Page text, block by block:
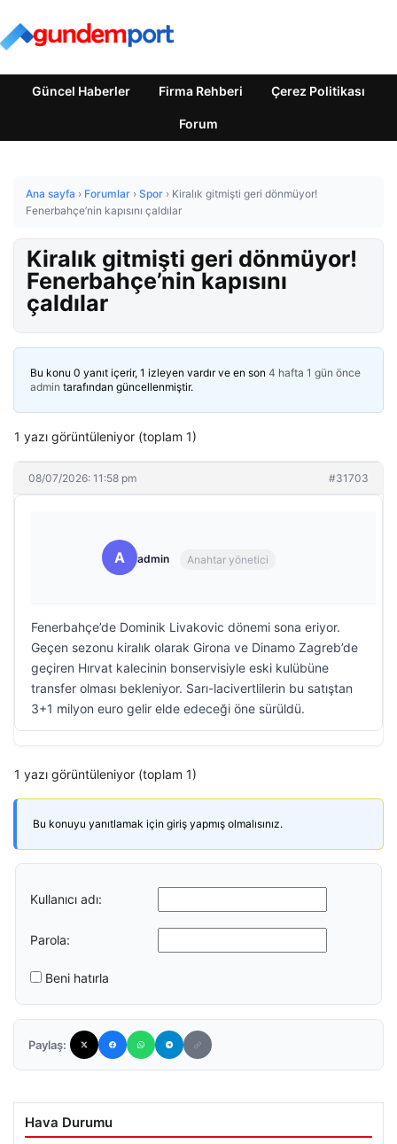
Güncel Haberler Firma Rehberi Çerez Politikası
Forum
Ana sayfa › Forumlar › Spor › Kiralık gitmişti geri dönmüyor!
Fenerbahçe’nin kapısını çaldılar
Kiralık gitmişti geri dönmüyor!
Fenerbahçe’nin kapısını
çaldılar
Bu konu 0 yanıt içerir, 1 izleyen vardır ve en son 4 hafta 1 gün önce
admin tarafından güncellenmiştir.
1 yazı görüntüleniyor (toplam 1)
08/07/2026: 11:58 pm #31703
A admin Anahtar yönetici
Fenerbahçe’de Dominik Livakovic dönemi sona eriyor.
Geçen sezonu kiralık olarak Girona ve Dinamo Zagreb’de
geçiren Hırvat kalecinin bonservisiyle eski kulübüne
transfer olması bekleniyor. Sarı-lacivertlilerin bu satıştan
3+1 milyon euro gelir elde edeceği öne sürüldü.
1 yazı görüntüleniyor (toplam 1)
Bu konuyu yanıtlamak için giriş yapmış olmalısınız.
Kullanıcı adı:
Parola:
Beni hatırla
Paylaş:
Hava Durumu